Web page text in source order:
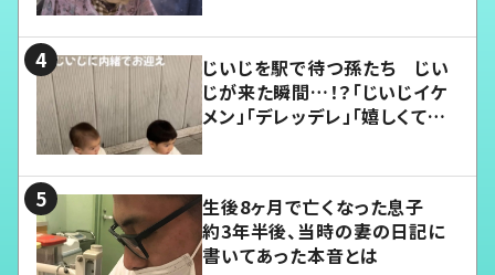
じいじを駅で待つ孫たち じい
じが来た瞬間…！？「じいじイケ
メン」「デレッデレ」「嬉しくて可
生後8ヶ月で亡くなった息子
約3年半後、当時の妻の日記に
書いてあった本音とは